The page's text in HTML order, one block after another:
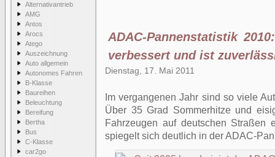
Alternativantrieb
AMG
Antos
Arocs
Atego
Auszeichnung
Auto allgemein
Autonomes Fahren
B-Klasse
Baureihen
Beleuchtung
Bereifung
Bertha
Bus
C-Klasse
car2go
ADAC-Pannenstatistik
verbessert und ist
Dienstag, 17. Mai 2011
Im vergangenen Jahr sind so viele
Über 35 Grad Sommerhitze und
Fahrzeugen auf deutschen Straßen
spiegelt sich deutlich in der ADAC-